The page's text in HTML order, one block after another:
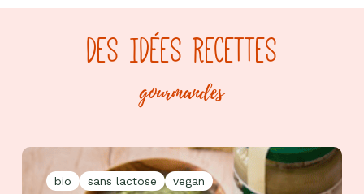
DES IDÉES RECETTES
gourmandes
bio sans lactose vegan